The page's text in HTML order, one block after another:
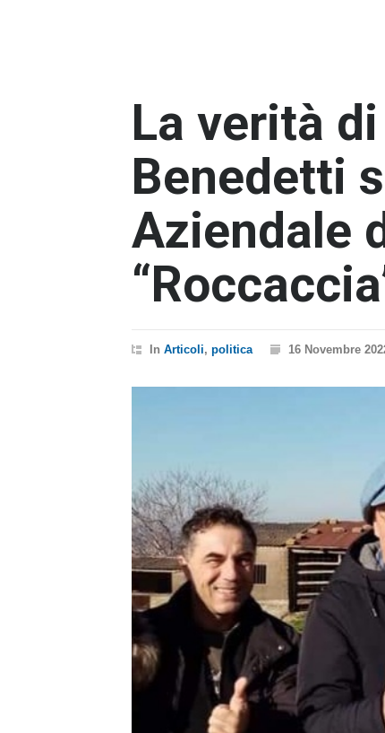
La verità
Benedetti
Aziendale
In Articoli, politica 16 Novembre